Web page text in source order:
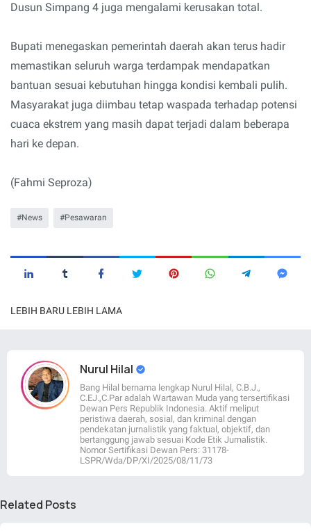
Dusun Simpang 4 juga mengalami kerusakan total.
Bupati menegaskan pemerintah daerah akan terus hadir
memastikan seluruh warga terdampak mendapatkan
bantuan sesuai kebutuhan hingga kondisi kembali pulih.
Masyarakat juga diimbau tetap waspada terhadap potensi
cuaca ekstrem yang masih dapat terjadi dalam beberapa
hari ke depan.
(Fahmi Seproza)
News Pesawaran
LEBIH BARU LEBIH LAMA
Nurul Hilal
Bang Hilal bernama lengkap Nurul Hilal, C.B.J.,
C.EJ.,C.Par adalah Wartawan Muda yang tersertifikasi
Dewan Pers Republik Indonesia. Aktif meliput
peristiwa daerah, sosial, dan kriminal dengan
pendekatan jurnalistik yang faktual, objektif, dan
bertanggung jawab sesuai Kode Etik Jurnalistik.
Nomor Sertifikasi Dewan Pers: 31178-
LSPR/Wda/DP/XI/2025/08/11/73
Related Posts